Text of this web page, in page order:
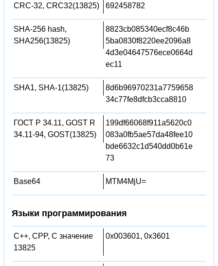
CRC-32, CRC32(13825) 692458782
SHA-256 hash,
SHA256(13825)
8823cb085340ecf8c46b
5ba0830f8220ee2096a8
4d3e04647576ece0664d
ec11
SHA1, SHA-1(13825)
8d6b96970231a7759658
34c77fe8dfcb3cca8810
ГОСТ Р 34.11, GOST R
34.11-94, GOST(13825)
199df66068f911a5620c0
083a0fb5ae57da48fee10
bde6632c1d540dd0b61e
73
Base64 MTM4MjU=
Языки программирования
C++, CPP, C значение
13825
0x003601, 0x3601